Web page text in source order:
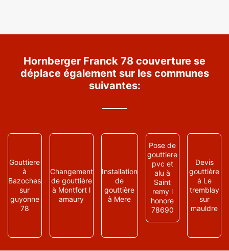
Hornberger Franck 78 couverture se
déplace également sur les communes
suivantes:
Gouttiere
à
Bazoches
sur
guyonne
78
Changement
de gouttière
à Montfort l
amaury
Installation
de
gouttière
à Mere
Pose de
gouttiere
pvc et
alu à
Saint
remy l
honore
78690
Devis
gouttière
à Le
tremblay
sur
mauldre